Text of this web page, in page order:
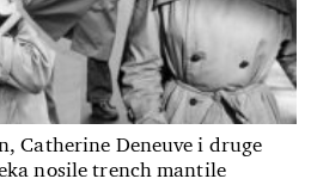
Catherine Deneuve i druge
nosile trench mantile